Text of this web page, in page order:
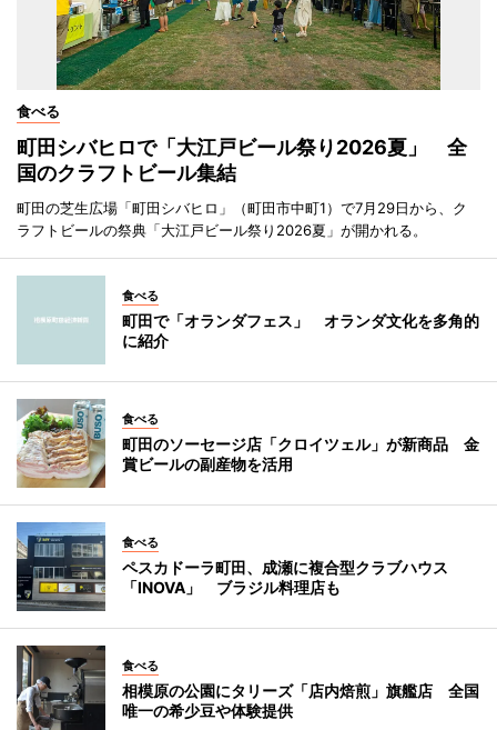
食べる
町田シバヒロで「大江戸ビール祭り2026夏」 全
国のクラフトビール集結
町田の芝生広場「町田シバヒロ」（町田市中町1）で7月29日から、ク
ラフトビールの祭典「大江戸ビール祭り2026夏」が開かれる。
食べる
町田で「オランダフェス」 オランダ文化を多角的
に紹介
食べる
町田のソーセージ店「クロイツェル」が新商品 金
賞ビールの副産物を活用
食べる
ペスカドーラ町田、成瀬に複合型クラブハウス
「INOVA」 ブラジル料理店も
食べる
相模原の公園にタリーズ「店内焙煎」旗艦店 全国
唯一の希少豆や体験提供